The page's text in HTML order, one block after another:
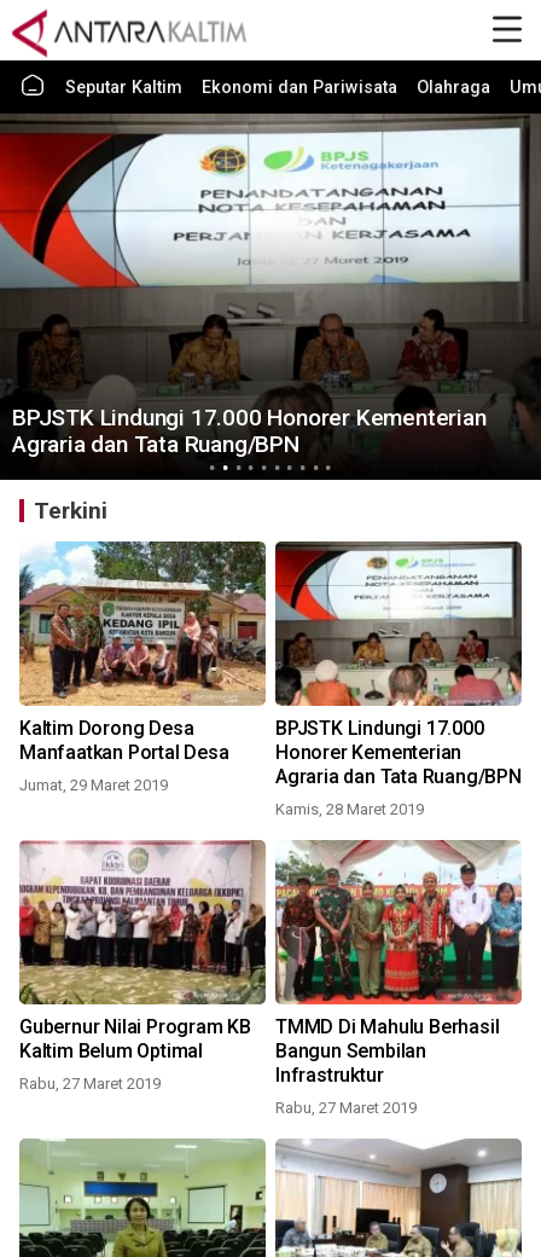
Seputar Kaltim Ekonomi dan Pariwisata Olahraga
BPJSTK Lindungi 17.000 Honorer Kementerian
Agraria dan Tata Ruang/BPN
Terkini
Kaltim Dorong Desa
Manfaatkan Portal Desa
Jumat, 29 Maret 2019
BPJSTK Lindungi 17.000
Honorer Kementerian
Agraria dan Tata Ruang/BPN
Kamis, 28 Maret 2019
Gubernur Nilai Program KB
Kaltim Belum Optimal
Rabu, 27 Maret 2019
TMMD Di Mahulu Berhasil
Bangun Sembilan
Infrastruktur
Rabu, 27 Maret 2019